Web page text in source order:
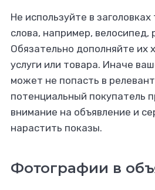
Не используйте в
слова, например, велосипед,
Обязательно дополняйте их
услуги или товара. Иначе
может не попасть в
потенциальный покупатель
внимание на объявление и
нарастить показы.
Фотографии в